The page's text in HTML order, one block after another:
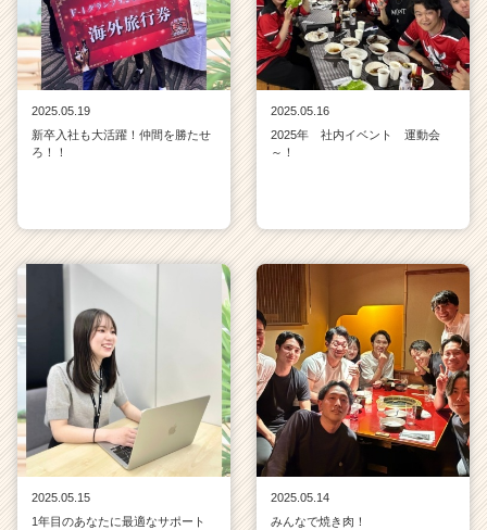
2025.05.19
新卒入社も大活躍！仲間を勝たせ
ろ！！
2025.05.16
2025年 社内イベント 運動会
～！
2025.05.15
1年目のあなたに最適なサポート
2025.05.14
みんなで焼き肉！